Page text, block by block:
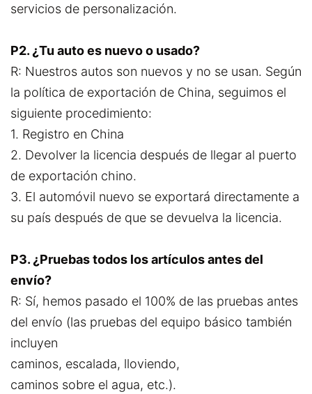
servicios de personalización.
P2. ¿Tu auto es nuevo o usado?
R: Nuestros autos son nuevos y no se usan. Según
la política de exportación de China, seguimos el
siguiente procedimiento:
1. Registro en China
2. Devolver la licencia después de llegar al puerto
de exportación chino.
3. El automóvil nuevo se exportará directamente a
su país después de que se devuelva la licencia.
P3. ¿Pruebas todos los artículos antes del
envío?
R: Sí, hemos pasado el 100% de las pruebas antes
del envío (las pruebas del equipo básico también
incluyen
caminos, escalada, lloviendo,
caminos sobre el agua, etc.).